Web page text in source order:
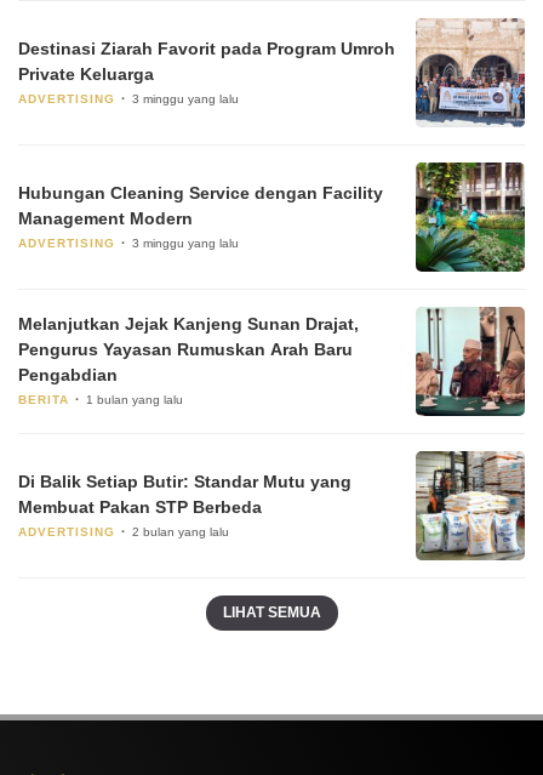
Destinasi Ziarah Favorit pada Program Umroh
Private Keluarga
ADVERTISING 3 minggu yang lalu
Hubungan Cleaning Service dengan Facility
Management Modern
ADVERTISING 3 minggu yang lalu
Melanjutkan Jejak Kanjeng Sunan Drajat,
Pengurus Yayasan Rumuskan Arah Baru
Pengabdian
BERITA 1 bulan yang lalu
Di Balik Setiap Butir: Standar Mutu yang
Membuat Pakan STP Berbeda
ADVERTISING 2 bulan yang lalu
LIHAT SEMUA